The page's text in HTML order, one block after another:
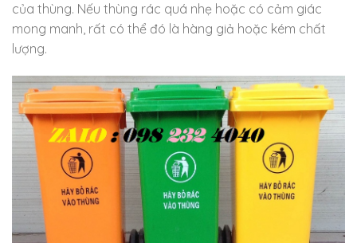
của thùng. Nếu thùng rác quá nhẹ hoặc có cảm giác
mong manh, rất có thể đó là hàng giả hoặc kém chất
lượng.